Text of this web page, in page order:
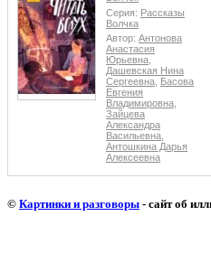
Серия: Рассказы
Волчка
Автор: Антонова
Анастасия
Юрьевна
Дашевская Нина
Сергеевна Басова
Евгения
Владимировна
Зайцева
Александра
Васильевна
Антошкина Дарья
Алексеевна
© Картинки и разговоры - сайт об